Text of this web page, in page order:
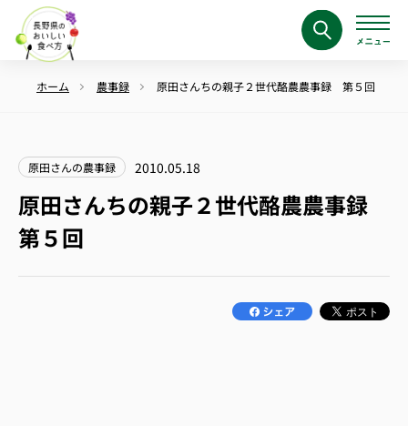
ホーム 農事録 原田さんちの親子２世代酪農農事録 第５回
原田さんの農事録 2010.05.18
原田さんちの親子２世代酪農農事録
第５回